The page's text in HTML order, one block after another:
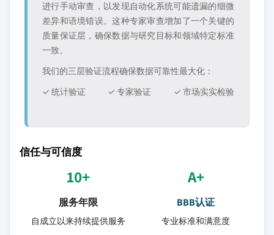
进行手动审查，以发现自动化系统可能遗漏的细微
差异和语境错误。这种专家审查增加了一个关键的
质量保证层，确保数据与研究目标和领域特定标准
一致。
我们的三层验证流程确保数据可靠性最大化：
✓ 统计验证
✓ 专家验证 ✓ 市场实实检验
信任与可信度
10+
服务年限
自成立以来持续提供服务
A+
BBB认证
专业标准和满意度